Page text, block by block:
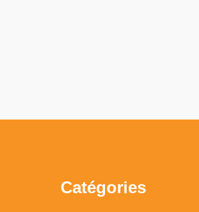
Catégories